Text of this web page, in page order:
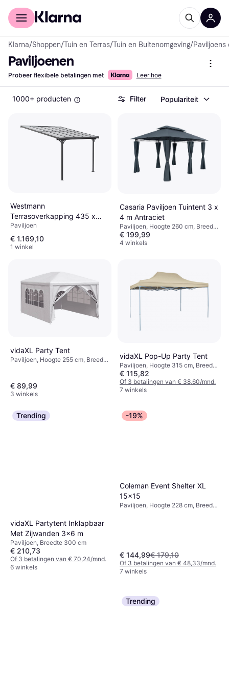
Voor shoppers
Klarna/Shoppen/Tuin en Terras/Tuin en Buitenomgeving/
Paviljoenen
Probeer flexibele betalingen met Leer hoe
1000+ producten Filter Populariteit
Westmann
Terrasoverkapping 435 x
300 cm
Paviljoen
€ 1.169,10
1 winkel
Casaria Paviljoen Tuintent 3 x
4 m Antraciet
Paviljoen, Hoogte 260 cm, Breedte
400 cm, Lengte 300 cm
€ 199,99
4 winkels
vidaXL Party Tent
Paviljoen, Hoogte 255 cm, Breedte
€ 89,99
3 winkels
vidaXL Pop-Up Party Tent
Paviljoen, Hoogte 315 cm, Breedte
300 cm, Lengte 450 cm
€ 115,82
Of 3 betalingen van € 38,60/mnd.
7 winkels
Trending
vidaXL Partytent Inklapbaar
Met Zijwanden 3x6 m
Paviljoen, Breedte 300 cm
€ 210,73
Of 3 betalingen van € 70,24/mnd.
6 winkels
-19%
Coleman Event Shelter XL
15x15
Paviljoen, Hoogte 228 cm, Breedte
€ 144,99€ 179,10
Of 3 betalingen van € 48,33/mnd.
7 winkels
Trending